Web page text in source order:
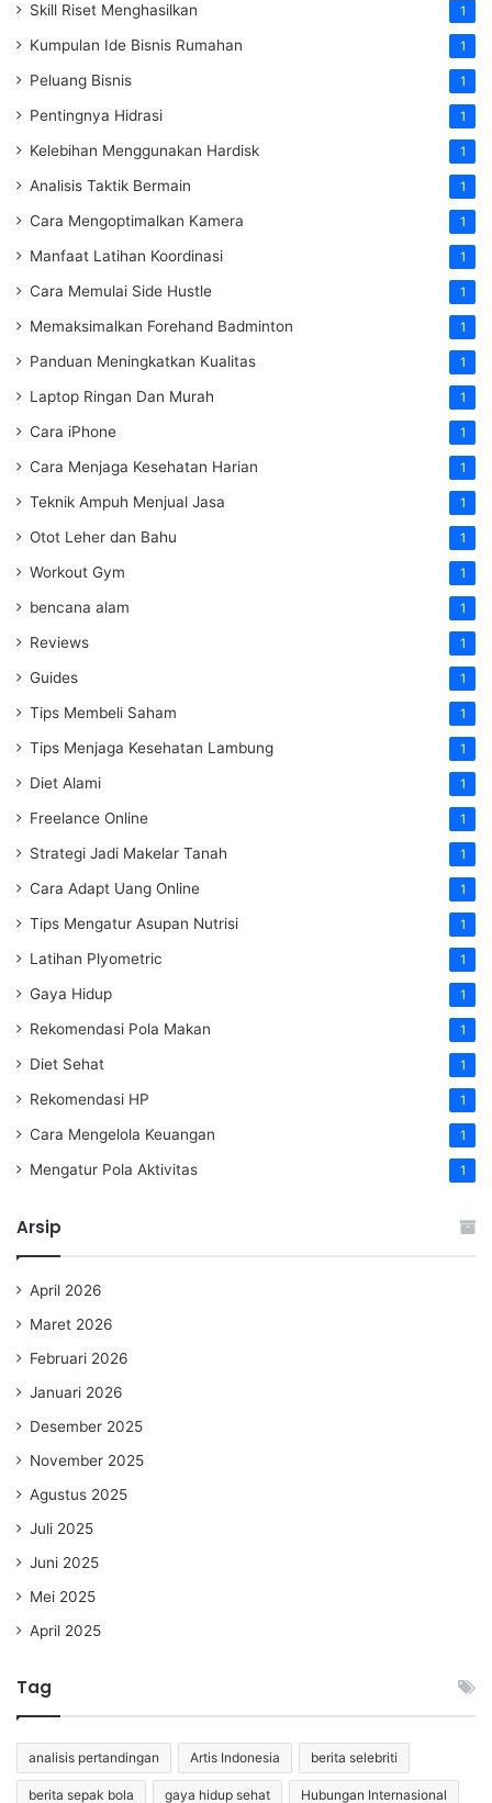
Skill Riset Menghasilkan 1
Kumpulan Ide Bisnis Rumahan 1
Peluang Bisnis 1
Pentingnya Hidrasi 1
Kelebihan Menggunakan Hardisk 1
Analisis Taktik Bermain 1
Cara Mengoptimalkan Kamera 1
Manfaat Latihan Koordinasi 1
Cara Memulai Side Hustle 1
Memaksimalkan Forehand Badminton 1
Panduan Meningkatkan Kualitas 1
Laptop Ringan Dan Murah 1
Cara iPhone 1
Cara Menjaga Kesehatan Harian 1
Teknik Ampuh Menjual Jasa 1
Otot Leher dan Bahu 1
Workout Gym 1
bencana alam 1
Reviews 1
Guides 1
Tips Membeli Saham 1
Tips Menjaga Kesehatan Lambung 1
Diet Alami 1
Freelance Online 1
Strategi Jadi Makelar Tanah 1
Cara Adapt Uang Online 1
Tips Mengatur Asupan Nutrisi 1
Latihan Plyometric 1
Gaya Hidup 1
Rekomendasi Pola Makan 1
Diet Sehat 1
Rekomendasi HP 1
Cara Mengelola Keuangan 1
Mengatur Pola Aktivitas 1
Arsip
April 2026
Maret 2026
Februari 2026
Januari 2026
Desember 2025
November 2025
Agustus 2025
Juli 2025
Juni 2025
Mei 2025
April 2025
Tag
analisis pertandingan Artis Indonesia berita selebriti
berita sepak bola gaya hidup sehat Hubungan Internasional